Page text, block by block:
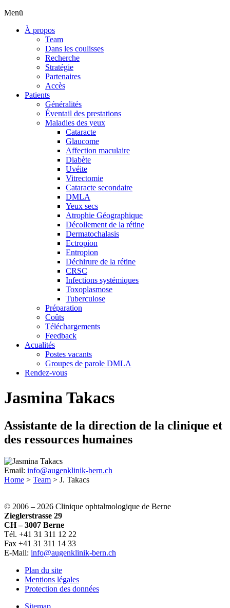
Menü
À propos
Team
Dans les coulisses
Recherche
Stratégie
Partenaires
Accès
Patients
Généralités
Éventail des prestations
Maladies des yeux
Cataracte
Glaucome
Affection maculaire
Diabète
Uvéite
Vitrectomie
Cataracte secondaire
DMLA
Yeux secs
Atrophie Géographique
Décollement de la rétine
Dermatochalasis
Ectropion
Entropion
Déchirure de la rétine
CRSC
Infections systémiques
Toxoplasmose
Tuberculose
Préparation
Coûts
Téléchargements
Feedback
Acualités
Postes vacants
Groupes de parole DMLA
Rendez-vous
Jasmina Takacs
Assistante de la direction de la clinique et
des ressources humaines
Email: info@augenklinik-bern.ch
Home > Team > J. Takacs
© 2006 – 2026 Clinique ophtalmologique de Berne
Zieglerstrasse 29
CH – 3007 Berne
Tél. +41 31 311 12 22
Fax +41 31 311 14 33
E-Mail: info@augenklinik-bern.ch
Plan du site
Mentions légales
Protection des données
Sitemap